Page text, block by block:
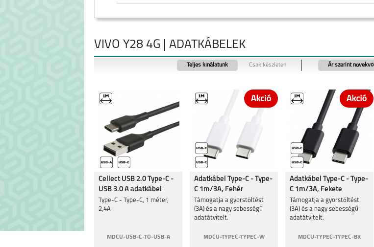
VIVO V40SE VIVO V40
VIVO Y28 4G | ADATKÁBELEK
Teljes kínálatunk Csak készleten Ár szerint növekvő
Cellect USB 2.0 Type-C -
USB 3.0 A adatkábel
Type-C - Type-C, 1 méter,
2,4A
MDCU-USB-C-TO-USB-A
Adatkábel Type-C - Type-
C 1m/3A, Fehér
Támogatja a gyorstöltést
(3A) és a nagy sebességű
adatátvitelt.
MDCU-TYPEC-TYPEC-W
Adatkábel Type-C - Type-
C 1m/3A, Fekete
Támogatja a gyorstöltést
(3A) és a nagy sebességű
adatátvitelt.
MDCU-TYPEC-TYPEC-BK